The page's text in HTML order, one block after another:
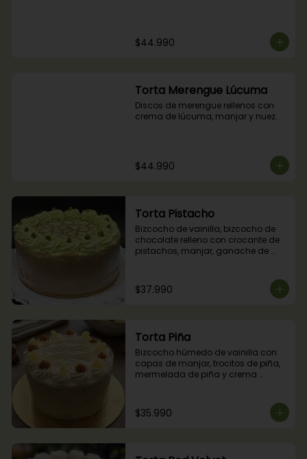
$44.990
Torta Merengue Lúcuma
Discos de merengue rellenos con
crema de lúcuma, manjar y nuez.
$44.990
Torta Pistacho
Bizcocho de vainilla, bizcocho de
chocolate relleno con crocante de
pistachos, manjar, ganache de
$37.990
Torta Piña
Bizcocho húmedo de vainilla con
capas de manjar, trocitos de piña,
mermelada de piña y crema
$35.990